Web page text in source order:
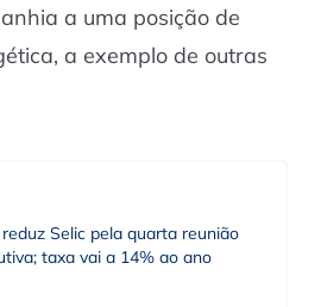
a uma posição de
a exemplo de outras
Selic pela quarta reunião
taxa vai a 14% ao ano